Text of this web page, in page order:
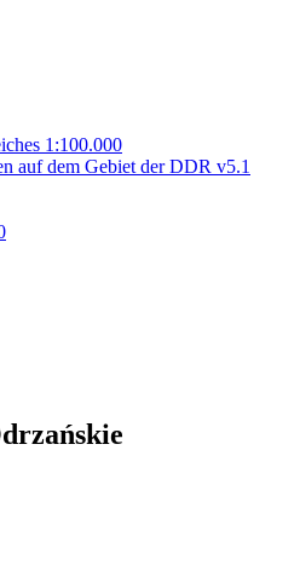
1:100.000
auf dem Gebiet der DDR v5.1